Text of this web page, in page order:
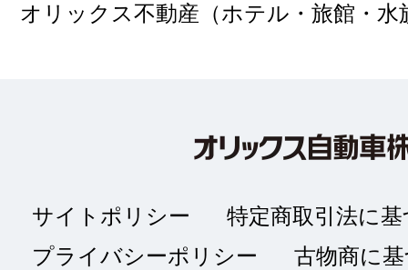
オリックス不動産（ホテル・旅館・
サイトポリシー
特定商取引法に
プライバシーポリシー
古物商に